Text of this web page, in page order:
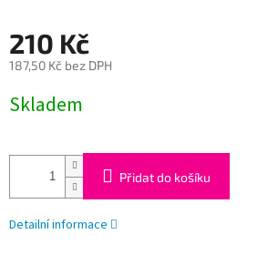
210 Kč
187,50 Kč bez DPH
cena:
Skladem
Přidat do košíku
Detailní informace